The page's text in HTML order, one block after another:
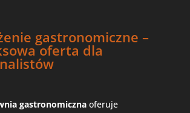
gastronomiczne –
oferta dla
gastronomicznaoferuje